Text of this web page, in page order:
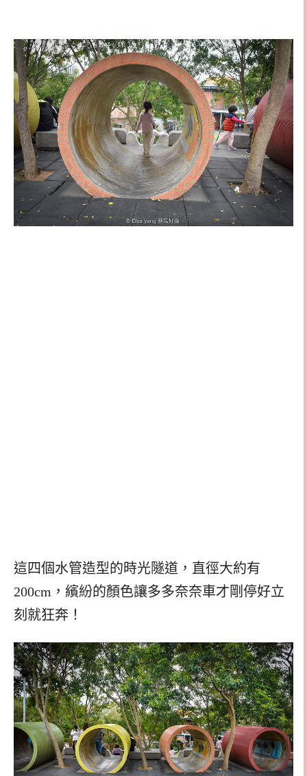
這四個水管造型的時光隧道，直徑大約有
200cm，繽紛的顏色讓多多奈奈車才剛停好立
刻就狂奔！